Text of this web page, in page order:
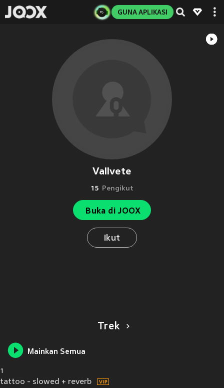
GUNA APLIKASI
Vallvete
15 Pengikut
Buka di JOOX
Ikut
Trek
Mainkan Semua
1
tattoo - slowed + reverb